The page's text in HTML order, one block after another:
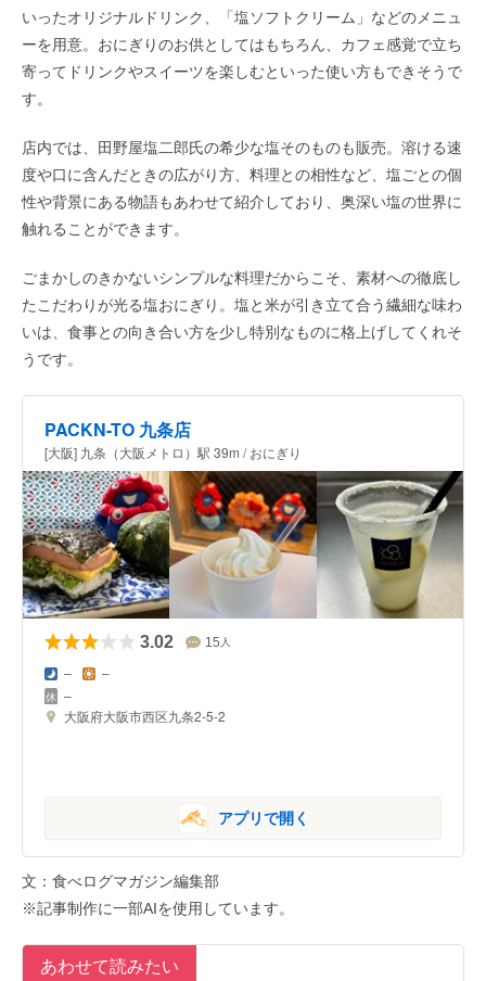
いったオリジナルドリンク、「塩ソフトクリーム」などのメニュ
ーを用意。おにぎりのお供としてはもちろん、カフェ感覚で立ち
寄ってドリンクやスイーツを楽しむといった使い方もできそうで
す。
店内では、田野屋塩二郎氏の希少な塩そのものも販売。溶ける速
度や口に含んだときの広がり方、料理との相性など、塩ごとの個
性や背景にある物語もあわせて紹介しており、奥深い塩の世界に
触れることができます。
ごまかしのきかないシンプルな料理だからこそ、素材への徹底し
たこだわりが光る塩おにぎり。塩と米が引き立て合う繊細な味わ
いは、食事との向き合い方を少し特別なものに格上げしてくれそ
うです。
PACKN-TO 九条店
[大阪] 九条（大阪メトロ）駅 39m / おにぎり
3.02 15 人
– –
–
大阪府大阪市西区九条2-5-2
アプリで開く
文：食べログマガジン編集部
※記事制作に一部AIを使用しています。
あわせて読みたい